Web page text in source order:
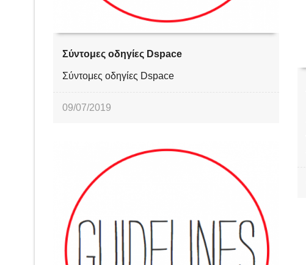
Σύντομες οδηγίες Dspace
Σύντομες οδηγίες Dspace
09/07/2019